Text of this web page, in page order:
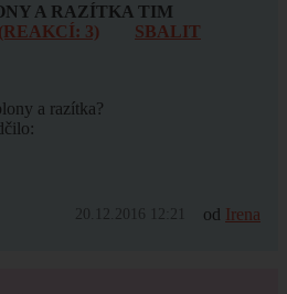
A RAZÍTKA TIM
3)
SBALIT
a razítka?
20.12.2016 12:21 od Irena